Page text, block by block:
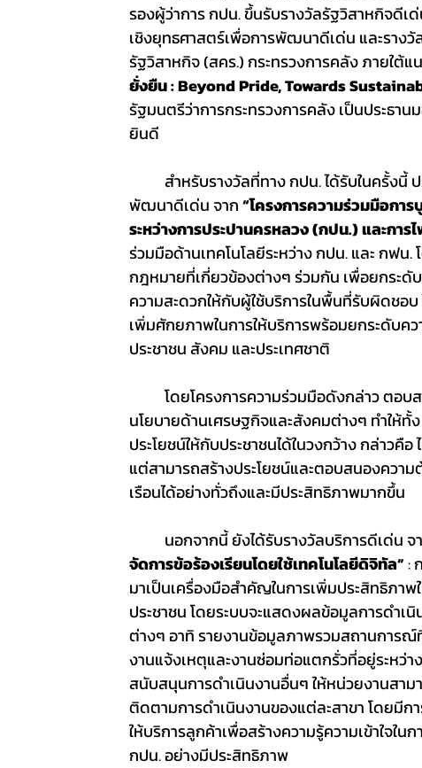
รองผู้ว่าการ กปน. ขึ้นรับรางวัลรัฐวิสาหกิจดีเ
เชิงยุทธศาสตร์เพื่อการพัฒนาดีเด่น และราง
รัฐวิสาหกิจ (สคร.) กระทรวงการคลัง ภายใต้
ยั่งยืน : Beyond Pride, Towards
รัฐมนตรีว่าการกระทรวงการคลัง เป็นประธา
ยินดี
	สำหรับรางวัลที่ทาง กปน. ได้รับในครั้งนี้ ประกอบด้วย รางวัลความร่วมมือเชิงยุทธศาสตร์เพื่อการ
พัฒนาดีเด่น จาก “โครงการความร่วมมือกา
ระหว่างการประปานครหลวง (กปน.) และกา
ร่วมมือด้านเทคโนโลยีระหว่าง กปน. และ กฟน
กฎหมายที่เกี่ยวข้องต่างๆ ร่วมกัน เพื่อยกระดั
ความสะดวกให้กับผู้ใช้บริการในพื้นที่รับผิดชอ
เพิ่มศักยภาพในการให้บริการพร้อมยกระดับค
ประชาชน สังคม และประเทศชาติ
	โดยโครงการความร่วมมือดังกล่าว ตอบสนองต่อนโยบายภาครัฐ นโยบายกระทรวงเจ้าสังกัด และ
นโยบายด้านเศรษฐกิจและสังคมต่างๆ ทำให้
ประโยชน์ให้กับประชาชนได้ในวงกว้าง กล่าวคื
แต่สามารถสร้างประโยชน์และตอบสนองควา
เรือนได้อย่างทั่วถึงและมีประสิทธิภาพมากขึ้น
นอกจากนี้ ยังได้รับรางวัลบริการดีเด่น
จัดการข้อร้องเรียนโดยใช้เทคโนโลยีดิจิทัล” :
มาเป็นเครื่องมือสำคัญในการเพิ่มประสิทธิภา
ประชาชน โดยระบบจะแสดงผลข้อมูลการดำ
ต่างๆ อาทิ รายงานข้อมูลภาพรวมสถานการ
งานแจ้งเหตุและงานซ่อมท่อแตกรั่วที่อยู่ระหว่
สนับสนุนการดำเนินงานอื่นๆ ให้หน่วยงานสาม
ติดตามการดำเนินงานของแต่ละสาขา โดยมีก
ให้บริการลูกค้าเพื่อสร้างความรู้ความเข้าใจใน
กปน. อย่างมีประสิทธิภาพ